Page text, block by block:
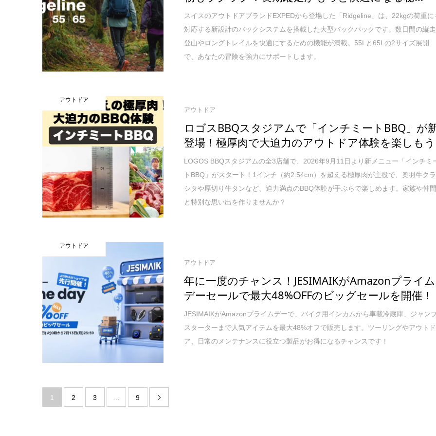
スイスのアウトドアブランドEXPEDから登場した「Ridgeline」は、22kgの荷重に
対応する新設計のバックシステムを搭載した大型バックパックです。数日間の縦走
登山やロングトレイルを快適にするための機能が満載。55Lと65Lの2サイズ展開
で、あなたの冒険を強力にサポートします。
アウトドア
アウトドア
ロゴスBBQスタジアムで「インチミートBBQ」が
登場！極厚肉で大迫力のアウトドア体験を楽しもう
LOGOS BBQスタジアムの全3店舗で、2026年9月11日より新メニュー「インチミ
トBBQ」がスタート！1インチ（約2.54cm）を超える極厚肉が主役で、奥羽牛クラ
シタや厚切り牛タンなど、迫力満点のBBQ体験が手ぶらで楽しめます。家族や仲間
と特別な思い出を作りませんか？
アウトドア
アウトドア
年に一度のチャンス！JESIMAIKがAmazonプライム
デーセールで最大48%OFFのビッグセールを開催！
JESIMAIKがAmazonプライムデーで、バイク用インカムから車載冷蔵庫、ジャン
スターターまで人気アイテムを最大48%オフで販売します。ツーリングやアウトド
ア、日常のメンテナンスに役立つ製品がお得になるチャンスです！
1 2 3 9 